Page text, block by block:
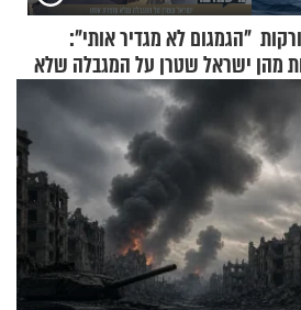
מהן
"הגמגום לא מגדיר אותי":
ישראל שטרן על המגבלה שלא
עוצרת אותו